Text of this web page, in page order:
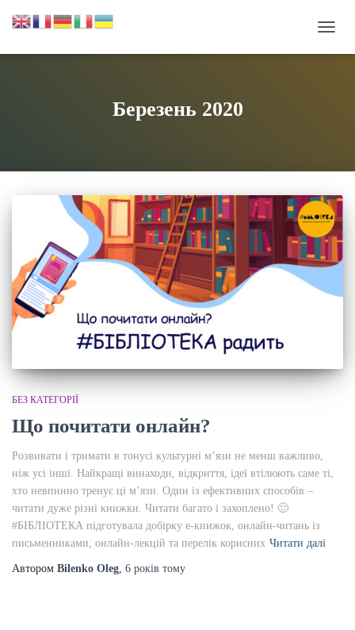
Березень 2020
БЕЗ КАТЕГОРІЇ
Що почитати онлайн?
Розвивати і тримати в тонусі культурні м’язи не менш важливо,
ніж усі інші. Найкращі винаходи, відкриття, ідеї втілюють саме ті,
хто невпинно тренує ці м’язи. Один із ефективних способів –
читати дуже різні книжки. Читати багато і захоплено! 🙂
#БІБЛІОТЕКА підготувала добірку е-книжок, онлайн-читань із
письменниками, онлайн-лекцій та перелік корисних Читати далі
Автором Bilenko Oleg 6 років тому